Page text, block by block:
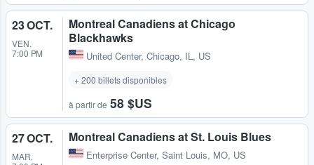
23 OCT.
VEN.
7:00 PM
Montreal Canadiens at Chicago
Blackhawks
United Center, Chicago, IL, US
+ 200 billets disponibles
à partir de 58 $US
27 OCT.
MAR.
Montreal Canadiens at St. Louis Blues
Enterprise Center, Saint Louis, MO, US